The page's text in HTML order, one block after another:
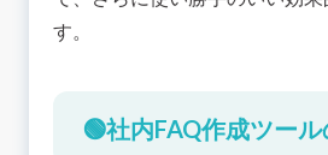
す。
🟢社内FAQ作成ツー